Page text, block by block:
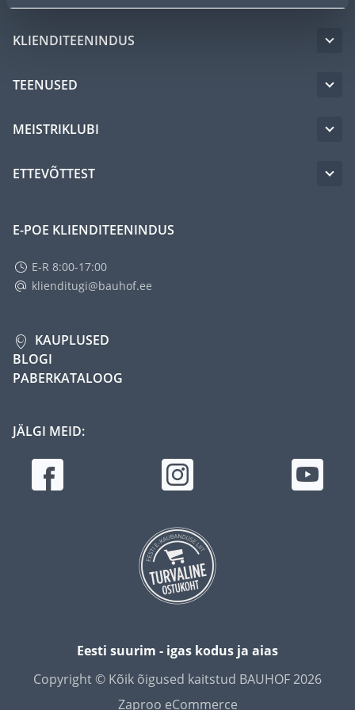
KLIENDITEENINDUS
TEENUSED
MEISTRIKLUBI
ETTEVÕTTEST
E-POE KLIENDITEENINDUS
E-R 8:00-17:00
klienditugi@bauhof.ee
KAUPLUSED
BLOGI
PABERKATALOOG
JÄLGI MEID:
Eesti suurim - igas kodus ja aias
Copyright © Kõik õigused kaitstud BAUHOF 2026
Zaproo eCommerce